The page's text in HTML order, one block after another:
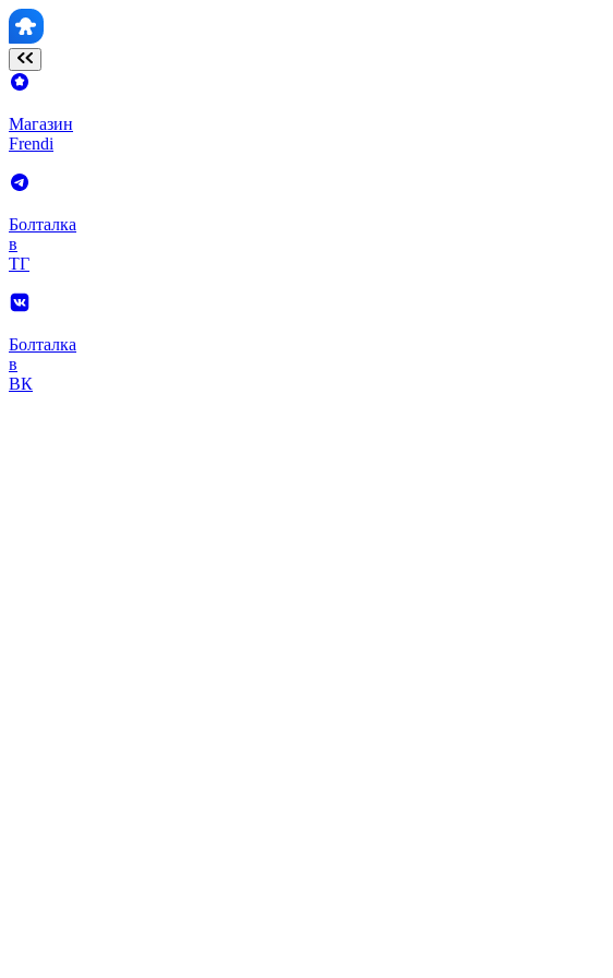
Магазин
Frendi
Болталка
в
ТГ
Болталка
в
ВК